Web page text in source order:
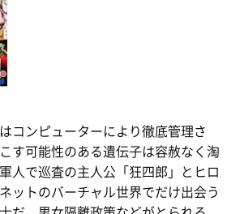
ンピューターにより徹底管理さ
す可能性のある遺伝子は容赦なく淘
人で巡査の主人公「狂四郎」とヒロ
ットのバーチャル世界でだけ出会う